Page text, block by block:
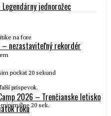
jednorožec
– nezastaviteľný rekordér
2026 – Trenčianske letisko
roku
na fore
pockat 20 sekund
príspevok.
20 sek.